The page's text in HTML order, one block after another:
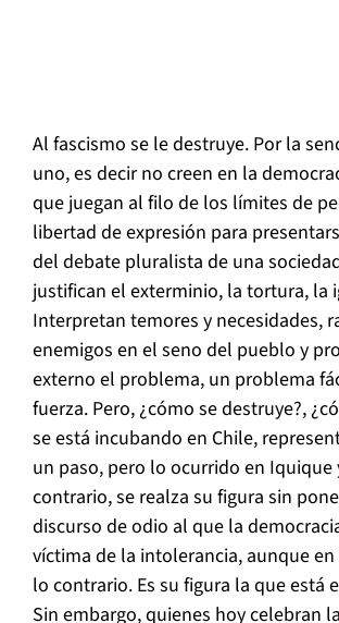
Al fascismo se le destruye. Por la
uno, es decir no creen en la
que juegan al filo de los límites de
libertad de expresión para
del debate pluralista de una
justifican el exterminio, la tortura, la
Interpretan temores y necesidades,
enemigos en el seno del pueblo y
externo el problema, un problema
fuerza. Pero, ¿cómo se destruye?,
se está incubando en Chile,
un paso, pero lo ocurrido en
contrario, se realza su figura sin
discurso de odio al que la
víctima de la intolerancia, aunque
lo contrario. Es su figura la que
Sin embargo, quienes hoy celebran